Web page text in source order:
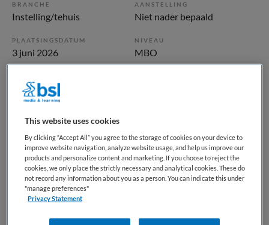
BRANCHE
Instelling/tehuis
AANSTELLING
Niet nader bepaald
PLAATSINGSDATUM
3 juni 2026
NIVEAU
MBO
Ervaren
Vacature niet beschikbaar
Deze vacature Verpleegkundige NAH bij Maandag is niet
meer actueel. Hieronder staan enkele vergelijkbare
vacatures die voor u wellicht interessant zijn.
This website uses cookies
By clicking “Accept All” you agree to the storage of cookies on your device to
improve website navigation, analyze website usage, and help us improve our
products and personalize content and marketing. If you choose to reject the
cookies, we only place the strictly necessary and analytical cookies. These do
not record any information about you as a person. You can indicate this under
"manage preferences"
Privacy Statement